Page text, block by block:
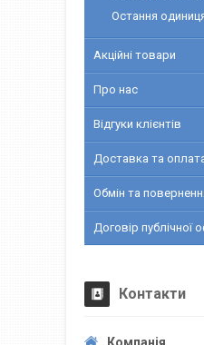
Остання
Акційні товари
Про нас
Відгуки клієнтів
Доставка та
Обмін та
Договір публічної
Контакти